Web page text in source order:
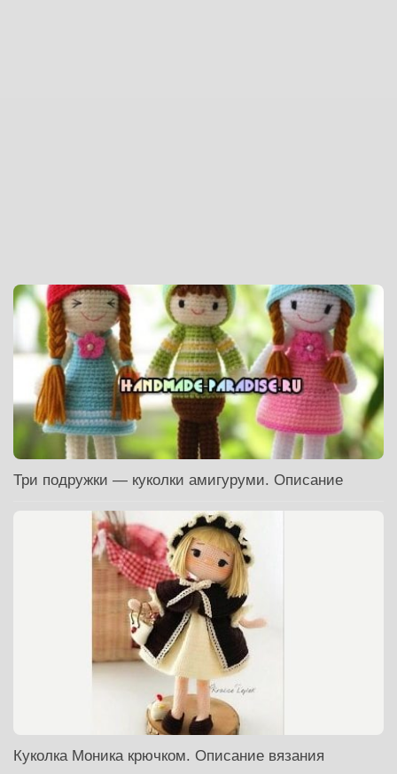
Три подружки — куколки амигуруми. Описание
Куколка Моника крючком. Описание вязания